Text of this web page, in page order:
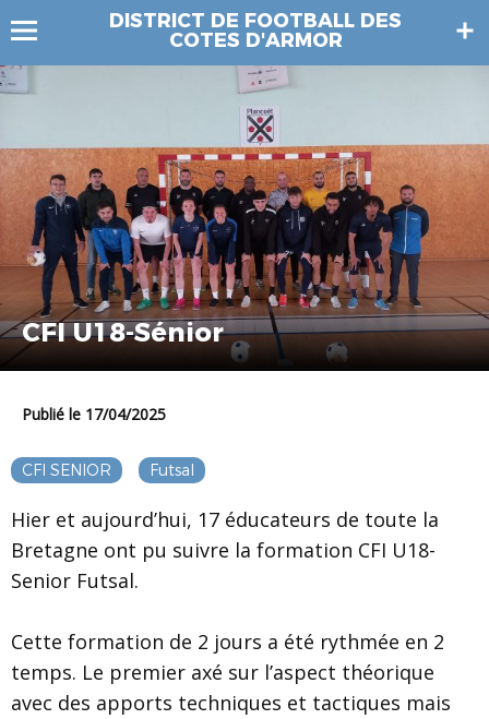
DISTRICT DE FOOTBALL DES
COTES D'ARMOR
CFI U18-Sénior
Publié le 17/04/2025
CFI SENIOR Futsal
Hier et aujourd’hui, 17 éducateurs de toute la
Bretagne ont pu suivre la formation CFI U18-
Senior Futsal.
Cette formation de 2 jours a été rythmée en 2
temps. Le premier axé sur l’aspect théorique
avec des apports techniques et tactiques mais